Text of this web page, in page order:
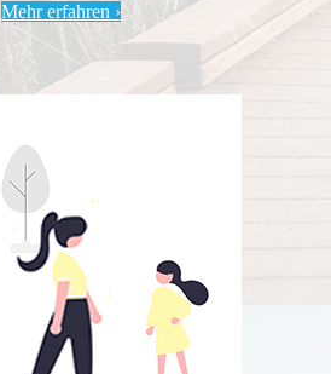
Mehr erfahren ›